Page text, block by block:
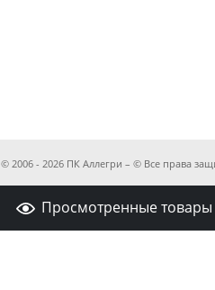
© 2006 - 2026 ПК Аллегри – © Все права
Просмотренные товары